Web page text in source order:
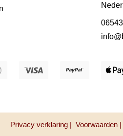
Privacy verklaring | Voorwaarden |